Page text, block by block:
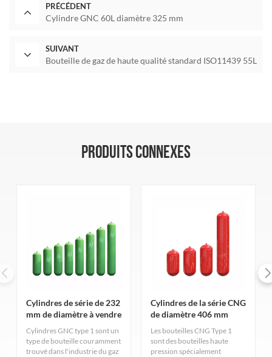
PRÉCÉDENT
Cylindre GNC 60L diamètre 325 mm
SUIVANT
Bouteille de gaz de haute qualité standard ISO11439 55L
PRODUITS CONNEXES
Cylindres de série de 232
mm de diamètre à vendre
Cylindres GNC type 1 sont un
type de bouteille couramment
trouvé dans l'industrie du gaz
Cylindres de la série CNG
de diamètre 406 mm
Les bouteilles CNG Type 1
sont des bouteilles haute
pression spécialement